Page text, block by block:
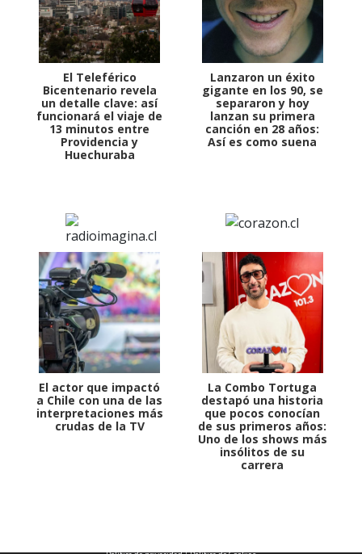
El Teleférico
Bicentenario revela
un detalle clave: así
funcionará el viaje de
13 minutos entre
Providencia y
Huechuraba
Lanzaron un éxito
gigante en los 90, se
separaron y hoy
lanzan su primera
canción en 28 años:
Así es como suena
El actor que impactó
a Chile con una de las
interpretaciones más
crudas de la TV
La Combo Tortuga
destapó una historia
que pocos conocían
de sus primeros años:
Uno de los shows más
insólitos de su
carrera